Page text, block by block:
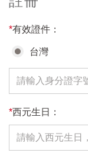
*有效證件：
台灣
*西元生日：